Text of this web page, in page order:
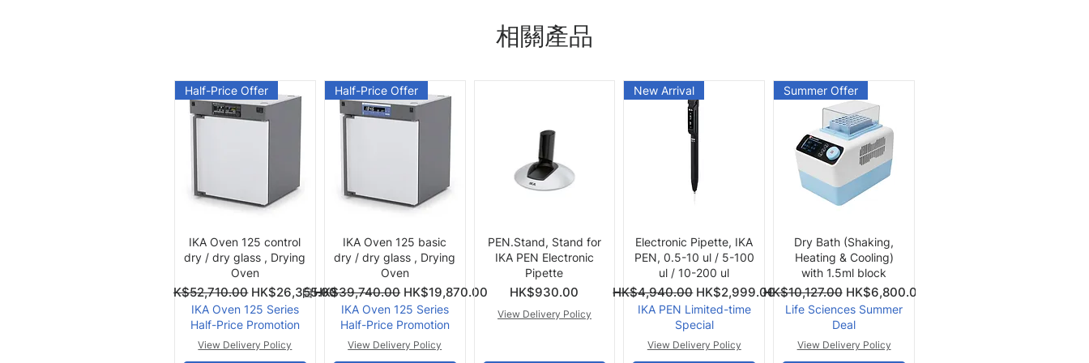
相關產品
快速瀏覽
Half-Price Offer
IKA Oven 125 control
dry / dry glass , Drying
Oven
一般價格
HK$52,710.00 HK$26,355.00
促銷價格
IKA Oven 125 Series
Half-Price Promotion
View Delivery Policy
快速瀏覽
Half-Price Offer
IKA Oven 125 basic
dry / dry glass , Drying
Oven
自
一般價格
HK$39,740.00 HK$19,870.00
促銷價格
IKA Oven 125 Series
Half-Price Promotion
View Delivery Policy
快速瀏覽
PEN.Stand, Stand for
IKA PEN Electronic
Pipette
價格
HK$930.00
View Delivery Policy
快速瀏覽
New Arrival
Electronic Pipette, IKA
PEN, 0.5-10 ul / 5-100
ul / 10-200 ul
一般價格
HK$4,940.00 促銷價格
HK$2,999.00
IKA PEN Limited-time
Special
View Delivery Policy
快速瀏覽
Summer Offer
Dry Bath (Shaking,
Heating & Cooling)
with 1.5ml block
一般價格
HK$10,127.00 促銷價格
HK$6,800.00
Life Sciences Summer
Deal
View Delivery Policy